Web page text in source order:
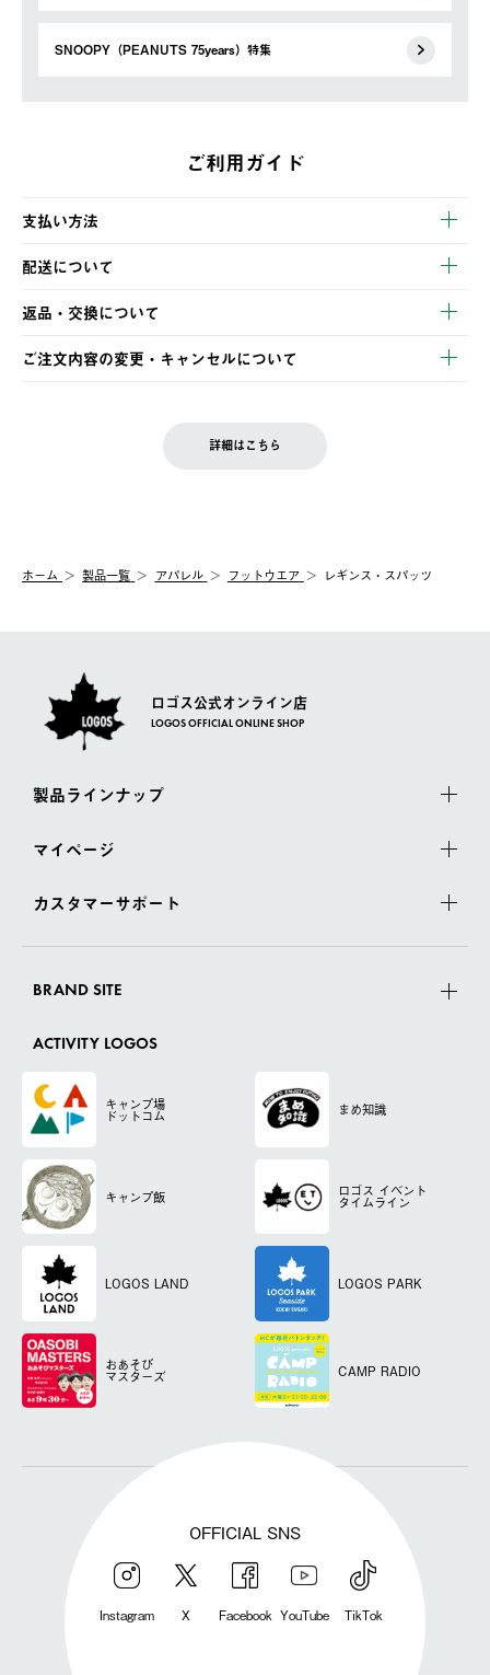
SNOOPY（PEANUTS 75years）特集
ご利用ガイド
支払い方法
以下のいずれかの方法でお支払いいただけます。
・クレジットカード決済
・コンビニ決済
・Pay-easy決済
配送について
【発送スケジュール】
ご注文・ご入金完了より2営業日以内に商品を発送いたします。
土日祝の発送はございませんので、木曜日以降のご注文は週明け
の発送となる場合がございます。
【配送業者】
佐川急便にて配送されます。
返品・交換について
※お客様都合の場合
お客様都合の返品にかかる送料は、お客様ご負担とさせていただ
一度お手元の商品を返品いただき、ご希望商品を再注文してくだ
ご注文内容の変更・キャンセルについて
LOGOS FAMILY会員の方は、会員マイページ内 購入履歴画面に
詳細はこちら
ホーム 製品一覧 アパレル フットウエア レギンス・スパッツ
ロゴス公式オンライン店
LOGOS OFFICIAL ONLINE SHOP
製品ラインナップ
マイページ
カスタマーサポート
BRAND SITE
ACTIVITY LOGOS
キャンプ場
ドットコム まめ知識
キャンプ飯 ロゴス イベント
タイムライン
LOGOS LAND LOGOS PARK
おあそび
マスターズ CAMP RADIO
OFFICIAL SNS
Instagram X Facebook YouTube TikTok